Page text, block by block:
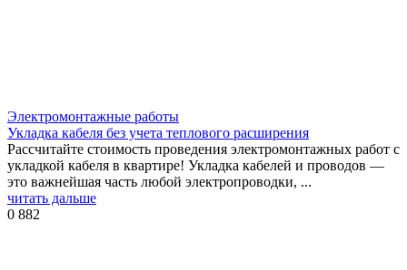
Электромонтажные работы
Укладка кабеля без учета теплового расширения
Рассчитайте стоимость проведения электромонтажных работ с
укладкой кабеля в квартире! Укладка кабелей и проводов —
это важнейшая часть любой электропроводки, ...
читать дальше
0 882